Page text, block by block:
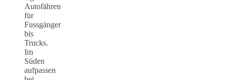
Autofähren
für
Fussgänger
bis
Trucks.
Im
Süden
aufpassen